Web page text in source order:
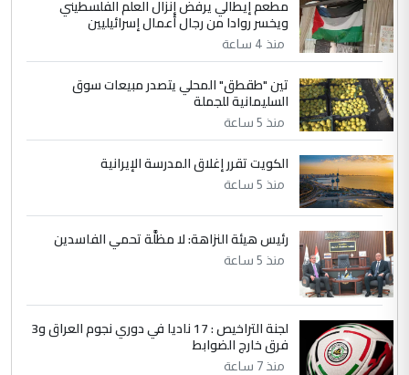
5 حيدر عاشور
التعليق : تحياتي لك استاذ حامدتركان. كلام
دقيق ومسؤول؛ فالاستثمار الحقيقي للإنسان
وثروات البلد يعتمد على الكفاءة ...
الموضوع :
بين الإهمال واغتصاب الأرض.. بلاد
الرافدين تعاني الجفاف والتصحر!!
مطعم إيطالي يرفض إنزال العلم الفلسطيني
ويخسر روادا من رجال أعمال إسرائيليين
منذ 4 ساعة
تين "طقطق" المحلي يتصدر مبيعات سوق
السليمانية للجملة
منذ 5 ساعة
الكويت تقرر إغلاق المدرسة الإيرانية
منذ 5 ساعة
رئيس هيئة النزاهة: لا مظلَّة تحمي الفاسدين
منذ 5 ساعة
لجنة التراخيص : 17 ناديا في دوري نجوم العراق و3
فرق خارج الضوابط
منذ 7 ساعة